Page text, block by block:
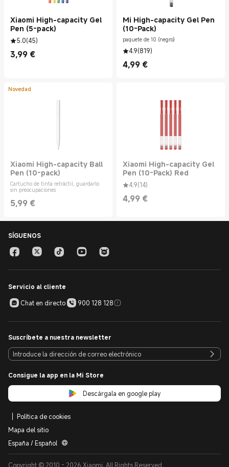
Xiaomi High-capacity Gel
Pen (5-pack)
5.0(45)
3,99 €
Current Price €3.99
Mi High-capacity Gel Pen
(10-Pack)
paquete de 10 (negro)
4.9(819)
4,99 €
Current Price €4.99
Novedad
Xiaomi High-capacity Ball
Pen (10-pack)
Cartucho de tinta retráctil, guardarlo
sin preocupaciones
5,99 €
Current Price €5.99
Xiaomi High-capacity Gel
Pen (10-Pack) Red
4.9(14)
4,99 €
Current Price €4.99
SÍGUENOS
Servicio al cliente
Chat en directo
900 128 128
Suscríbete a nuestra newsletter
Consigue la app en la Mi Store
Descárgala en google play
Política de cookies
Mapa del sitio
España / Español
Copyright © 2010 - 2026 Xiaomi. All Rights Reserved